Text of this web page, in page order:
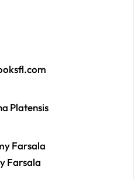
Farsala